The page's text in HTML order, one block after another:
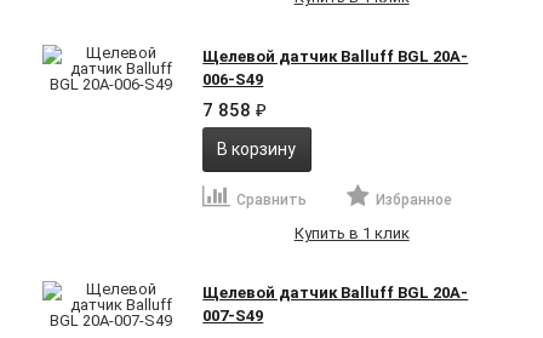
Щелевой датчик Balluff BGL 20A-
006-S49
7 858₽
В корзину
Сравнить Избранное
Купить в 1 клик
Щелевой датчик Balluff BGL 20A-
007-S49